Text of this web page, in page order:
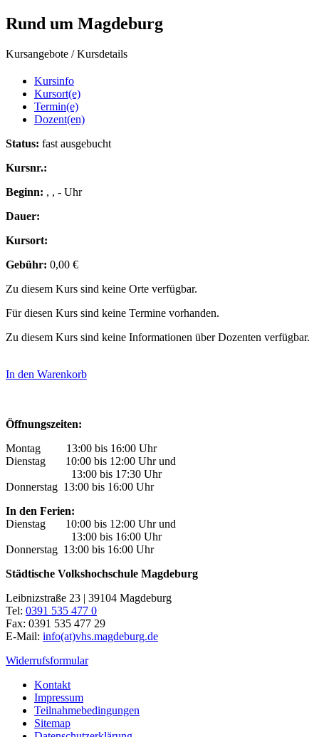
Rund um Magdeburg
Kursangebote /Kursdetails
Kursinfo
Kursort(e)
Termin(e)
Dozent(en)
Status: fast ausgebucht
Kursnr.:
Beginn: , , - Uhr
Dauer:
Kursort:
Gebühr: 0,00 €
Zu diesem Kurs sind keine Orte verfügbar.
Für diesen Kurs sind keine Termine vorhanden.
Zu diesem Kurs sind keine Informationen über Dozenten verfügbar.
In den Warenkorb
Öffnungszeiten:
Montag 13:00 bis 16:00 Uhr
Dienstag 10:00 bis 12:00 Uhr und
13:00 bis 17:30 Uhr
Donnerstag 13:00 bis 16:00 Uhr
In den Ferien:
Dienstag 10:00 bis 12:00 Uhr und
13:00 bis 16:00 Uhr
Donnerstag 13:00 bis 16:00 Uhr
Städtische Volkshochschule Magdeburg
Leibnizstraße 23 | 39104 Magdeburg
Tel: 0391 535 477 0
Fax: 0391 535 477 29
E-Mail: info(at)vhs.magdeburg.de
Widerrufsformular
Kontakt
Impressum
Teilnahmebedingungen
Sitemap